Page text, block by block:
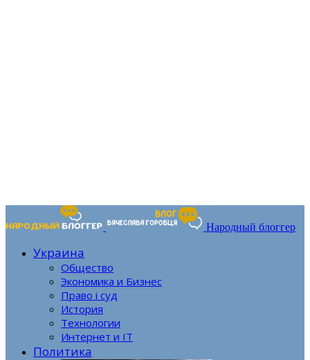
Народный блоггер
Украина
Общество
Экономика и Бизнес
Право і суд
История
Технологии
Интернет и IT
Политика